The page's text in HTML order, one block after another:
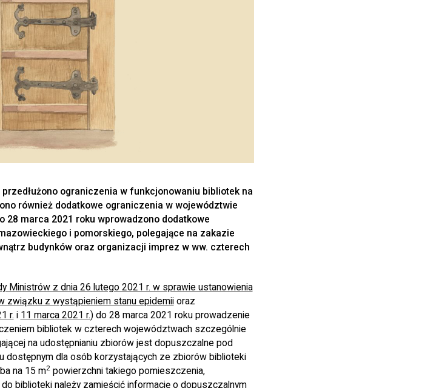
ograniczenia w funkcjonowaniu bibliotek na
również dodatkowe ograniczenia w województwie
marca 2021 roku wprowadzono dodatkowe
i pomorskiego, polegające na zakazie
budynków oraz organizacji imprez w ww. czterech
Ministrów z dnia 26 lutego 2021 r. w sprawie ustanowienia
związku z wystąpieniem stanu epidemiioraz
r. i 11 marca 2021 r.) do 28 marca 2021 roku prowadzenie
bibliotek w czterech województwach szczególnie
na udostępnianiu zbiorów jest dopuszczalne pod
dostępnym dla osób korzystających ze zbiorów biblioteki
na 15 m2powierzchni takiego pomieszczenia,
biblioteki należy zamieścić informację o dopuszczalnym